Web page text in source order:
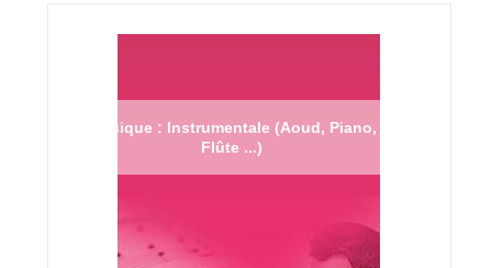
Musique : Instrumentale (Aoud, Piano,
Flûte ...)